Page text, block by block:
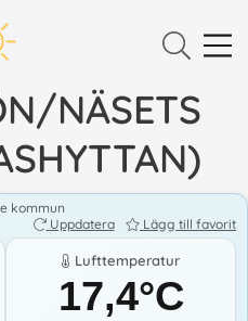
NÄSETS
kommun
Uppdatera
Lägg till favorit
Lufttemperatur
17,4°C